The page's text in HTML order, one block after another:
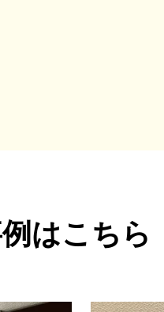
はこちら